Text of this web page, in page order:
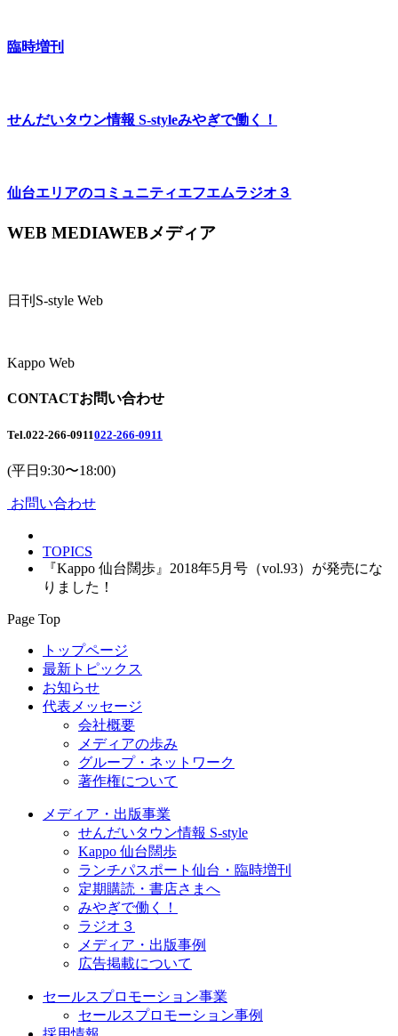
臨時増刊
せんだいタウン情報 S-styleみやぎで働く！
仙台エリアのコミュニティエフエムラジオ３
WEB MEDIAWEBメディア
日刊S-style Web
Kappo Web
CONTACTお問い合わせ
Tel.022-266-0911022-266-0911
(平日9:30〜18:00)
お問い合わせ
TOPICS
『Kappo 仙台闊歩』2018年5月号（vol.93）が発売にな
りました！
Page Top
トップページ
最新トピックス
お知らせ
代表メッセージ
会社概要
メディアの歩み
グループ・ネットワーク
著作権について
メディア・出版事業
せんだいタウン情報 S-style
Kappo 仙台闊歩
ランチパスポート仙台・臨時増刊
定期購読・書店さまへ
みやぎで働く！
ラジオ３
メディア・出版事例
広告掲載について
セールスプロモーション事業
セールスプロモーション事例